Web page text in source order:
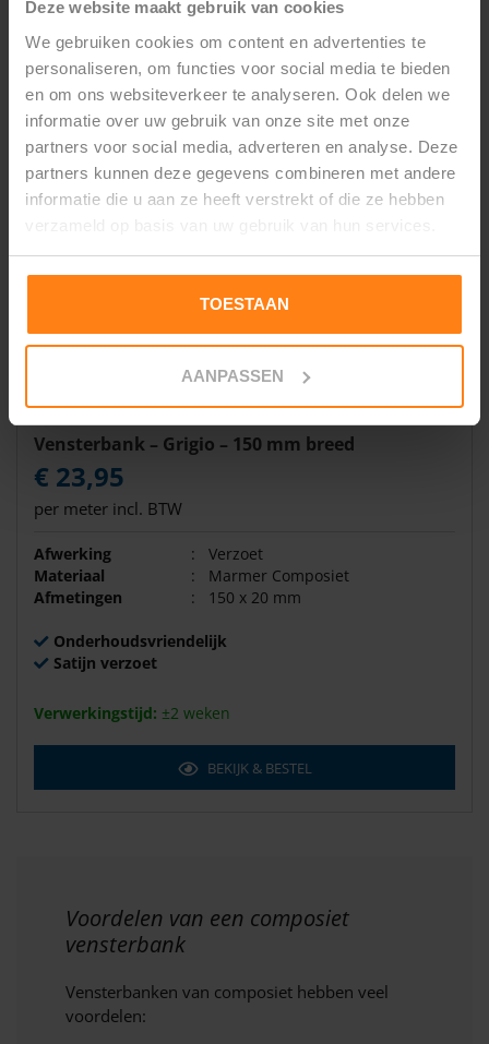
Deze website maakt gebruik van cookies
We gebruiken cookies om content en advertenties te
personaliseren, om functies voor social media te bieden
en om ons websiteverkeer te analyseren. Ook delen we
informatie over uw gebruik van onze site met onze
partners voor social media, adverteren en analyse. Deze
partners kunnen deze gegevens combineren met andere
informatie die u aan ze heeft verstrekt of die ze hebben
TOESTAAN
AANPASSEN
Vensterbank – Grigio – 150 mm breed
€ 23,95
per meter incl. BTW
Afwerking :
Verzoet
Materiaal
:
Marmer Composiet
Afmetingen
: 150 x 20 mm
Onderhoudsvriendelijk
Satijn verzoet
Verwerkingstijd: ±2 weken
BEKIJK & BESTEL
Voordelen van een composiet
vensterbank
Vensterbanken van composiet hebben veel
voordelen: